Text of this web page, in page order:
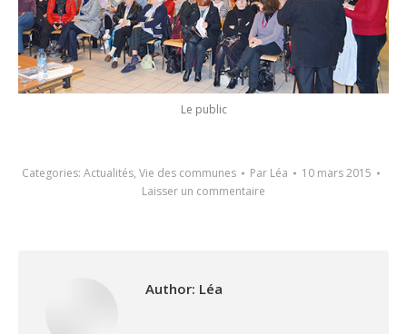
Le public
Categories: Actualités, Vie des communes Par Léa
10 mars 2015
Laisser un commentaire
Author: Léa